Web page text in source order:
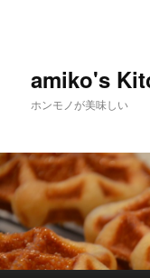
amiko's
ホンモノが美味しい